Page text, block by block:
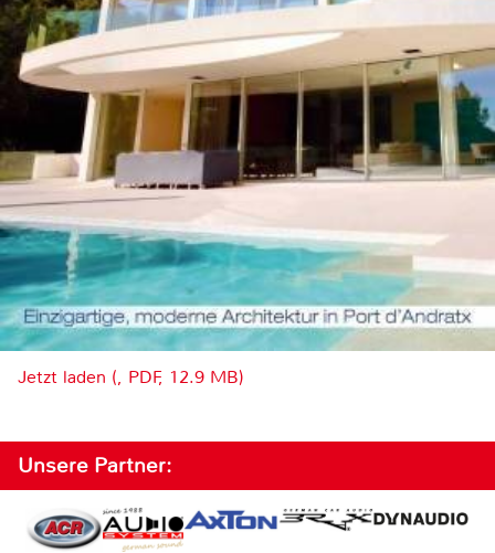
Jetzt laden (, PDF, 12.9 MB)
Unsere Partner: